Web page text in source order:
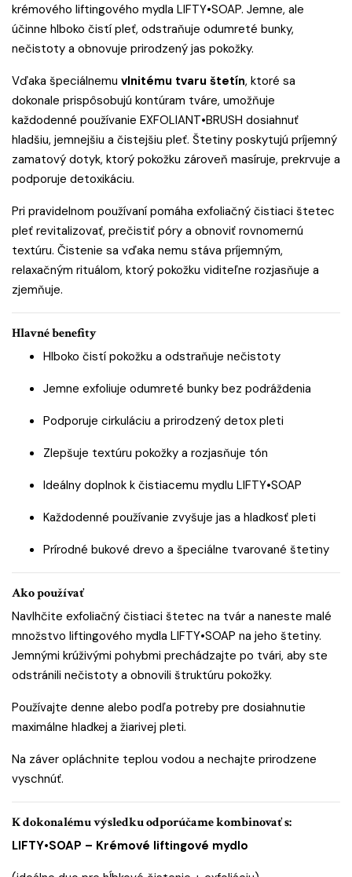
krémového liftingového mydla LIFTY•SOAP. Jemne, ale
účinne hlboko čistí pleť, odstraňuje odumreté bunky,
nečistoty a obnovuje prirodzený jas pokožky.
Vďaka špeciálnemu vlnitému tvaru štetín, ktoré sa
dokonale prispôsobujú kontúram tváre, umožňuje
každodenné používanie EXFOLIANT•BRUSH dosiahnuť
hladšiu, jemnejšiu a čistejšiu pleť. Štetiny poskytujú príjemný
zamatový dotyk, ktorý pokožku zároveň masíruje, prekrvuje a
podporuje detoxikáciu.
Pri pravidelnom používaní pomáha exfoliačný čistiaci štetec
pleť revitalizovať, prečistiť póry a obnoviť rovnomernú
textúru. Čistenie sa vďaka nemu stáva príjemným,
relaxačným rituálom, ktorý pokožku viditeľne rozjasňuje a
zjemňuje.
Hlavné benefity
Hlboko čistí pokožku a odstraňuje nečistoty
Jemne exfoliuje odumreté bunky bez podráždenia
Podporuje cirkuláciu a prirodzený detox pleti
Zlepšuje textúru pokožky a rozjasňuje tón
Ideálny doplnok k čistiacemu mydlu LIFTY•SOAP
Každodenné používanie zvyšuje jas a hladkosť pleti
Prírodné bukové drevo a špeciálne tvarované štetiny
Ako používať
Navlhčite exfoliačný čistiaci štetec na tvár a naneste malé
množstvo liftingového mydla LIFTY•SOAP na jeho štetiny.
Jemnými krúživými pohybmi prechádzajte po tvári, aby ste
odstránili nečistoty a obnovili štruktúru pokožky.
Používajte denne alebo podľa potreby pre dosiahnutie
maximálne hladkej a žiarivej pleti.
Na záver opláchnite teplou vodou a nechajte prirodzene
vyschnúť.
K dokonalému výsledku odporúčame kombinovať s:
LIFTY•SOAP – Krémové liftingové mydlo